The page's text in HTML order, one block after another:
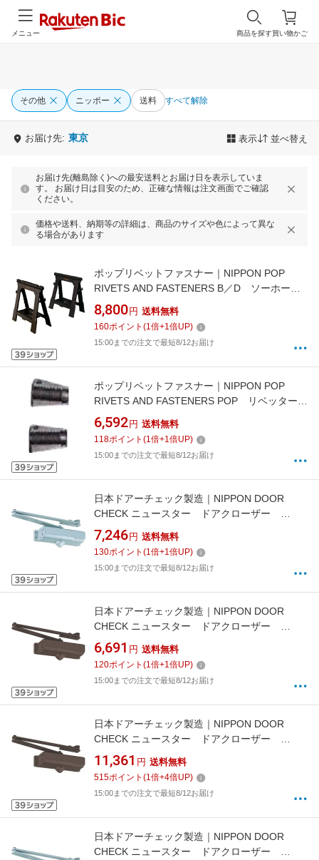
買い物かご
商品を探す
メニュー
その他 ニッポー 送料 すべて解除
お届け先: 東京 表示 並べ替え
お届け先(離島除く)への最安送料とお届け日を表示していま
す。 お届け日は目安のため、正確な情報は注文画面でご確認
ください。
価格や送料、納期等の詳細は、商品のサイズや色によって異な
る場合があります
ポップリベットファスナー｜NIPPON POP
RIVETS AND FASTENERS B／D ソーホース
（1セット） BDST60960-JP
8,800 円 送料無料
160ポイント (1倍+1倍UP)
15:00までの注文で最短8/12お届け
ポップリベットファスナー｜NIPPON POP
RIVETS AND FASTENERS POP リベッター用
ジョー 1組（2枚） PRG540-44 JAW
6,592 円 送料無料
118ポイント (1倍+1倍UP)
15:00までの注文で最短8/12お届け
日本ドアーチェック製造｜NIPPON DOOR
CHECK ニュースター ドアクローザー
P−181 シルバーN−01 P181-N01
7,246 円 送料無料
130ポイント (1倍+1倍UP)
15:00までの注文で最短8/12お届け
日本ドアーチェック製造｜NIPPON DOOR
CHECK ニュースター ドアクローザー
P−181 バーントアンバーN−52 P181-N52
6,691 円 送料無料
120ポイント (1倍+1倍UP)
15:00までの注文で最短8/12お届け
日本ドアーチェック製造｜NIPPON DOOR
CHECK ニュースター ドアクローザー
P−183 バーントアンバーN−52 P183-N52
11,361 円 送料無料
515ポイント (1倍+4倍UP)
15:00までの注文で最短8/12お届け
日本ドアーチェック製造｜NIPPON DOOR
CHECK ニュースター ドアクローザー